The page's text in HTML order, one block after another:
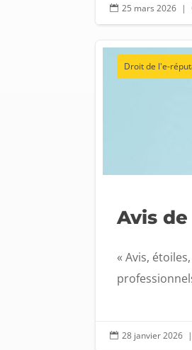
 25 mars 2026 |
Droit de l'e-
Avis
« Avis,
 28 janvier 2026 |